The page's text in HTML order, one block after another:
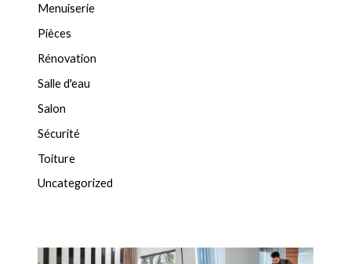
Menuiserie
Pièces
Rénovation
Salle d'eau
Salon
Sécurité
Toiture
Uncategorized